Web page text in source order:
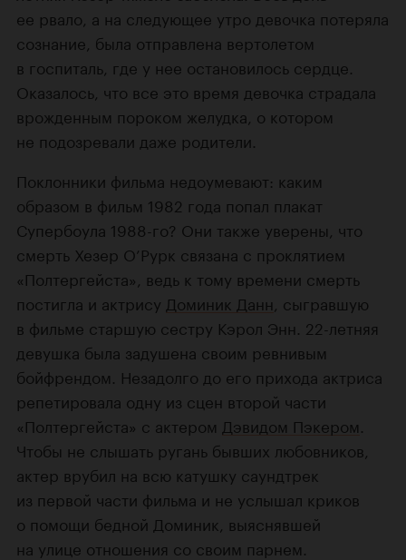
ее рвало, а на следующее утро девочка потеряла
сознание, была отправлена вертолетом
в госпиталь, где у нее остановилось сердце.
Оказалось, что все это время девочка страдала
врожденным пороком желудка, о котором
не подозревали даже родители.
Поклонники фильма недоумевают: каким
образом в фильм 1982 года попал плакат
Супербоула 1988-го? Они также уверены, что
смерть Хезер О’Рурк связана с проклятием
«Полтергейста», ведь к тому времени смерть
постигла и актрису Доминик Данн , сыгравшую
в фильме старшую сестру Кэрол Энн. 22-летняя
девушка была задушена своим ревнивым
бойфрендом. Незадолго до его прихода актриса
репетировала одну из сцен второй части
«Полтергейста» с актером Дэвидом Пэкером
Чтобы не слышать ругань бывших любовников,
актер врубил на всю катушку саундтрек
из первой части фильма и не услышал криков
о помощи бедной Доминик, выяснявшей
на улице отношения со своим парнем.